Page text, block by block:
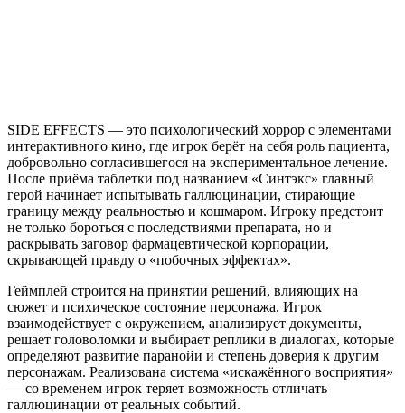
SIDE EFFECTS — это психологический хоррор с элементами
интерактивного кино, где игрок берёт на себя роль пациента,
добровольно согласившегося на экспериментальное лечение.
После приёма таблетки под названием «Синтэкс» главный
герой начинает испытывать галлюцинации, стирающие
границу между реальностью и кошмаром. Игроку предстоит
не только бороться с последствиями препарата, но и
раскрывать заговор фармацевтической корпорации,
скрывающей правду о «побочных эффектах».
Геймплей строится на принятии решений, влияющих на
сюжет и психическое состояние персонажа. Игрок
взаимодействует с окружением, анализирует документы,
решает головоломки и выбирает реплики в диалогах, которые
определяют развитие паранойи и степень доверия к другим
персонажам. Реализована система «искажённого восприятия»
— со временем игрок теряет возможность отличать
галлюцинации от реальных событий.